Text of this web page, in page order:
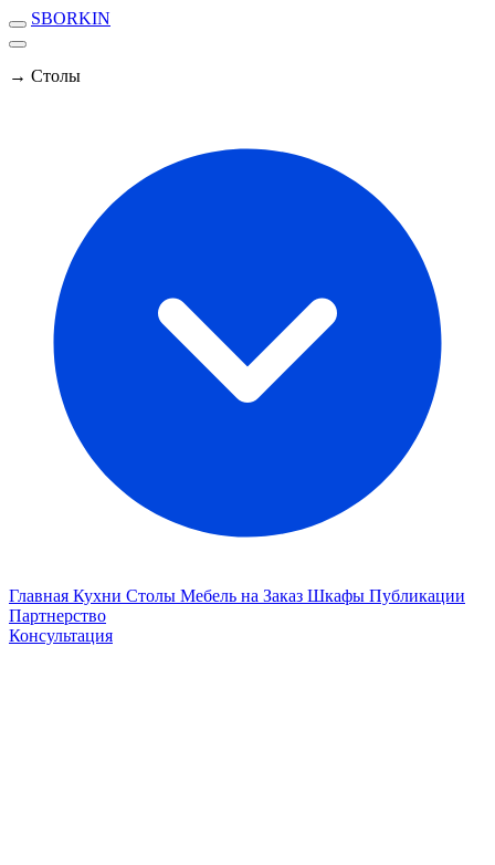
SBORKIN
→ Столы
Главная Кухни Столы Мебель на Заказ Шкафы Публикации
Партнерство
Консультация